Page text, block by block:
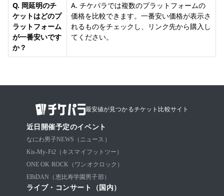
Q. 岡延明のチ
ケットはどのプ
ラットフォーム
が一番安いです
か？
A. チケパラでは複数のプラットフォームの
価格を比較できます。一番安い価格が表示さ
れるものをチェックし、リンク先から購入し
てください。
最安値が見つかるチケット比較サイト
近日開催予定のイベント
なにわ男子NEWS（ニュース）
Kis-My-Ft2（キスマイフットツー）
ONE OK ROCK（ワンオクロック）
EBiDAN（恵比寿学園男子部）
ライブ・コンサート（国内）